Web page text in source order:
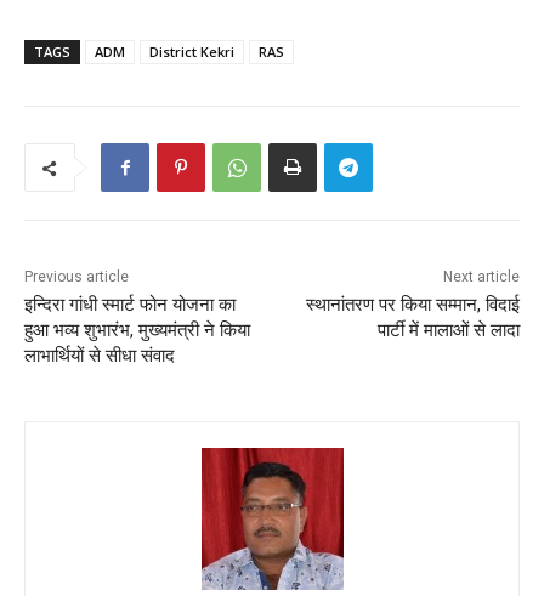
TAGS ADM District Kekri RAS
Previous article
इन्दिरा गांधी स्मार्ट फोन योजना का
हुआ भव्य शुभारंभ, मुख्यमंत्री ने किया
लाभार्थियों से सीधा संवाद
Next article
स्थानांतरण पर किया सम्मान, विदाई
पार्टी में मालाओं से लादा